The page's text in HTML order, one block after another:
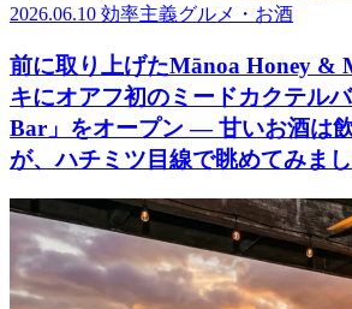
2026.06.10 効率主義グルメ・お酒
前に取り上げたMānoa Honey &
キにオアフ初のミードカクテル
Bar」をオープン ― 甘いお酒は
が、ハチミツ目線で眺めてみま